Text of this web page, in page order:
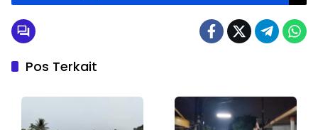
Pos Terkait